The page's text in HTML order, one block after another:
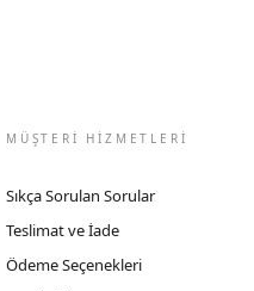
MÜŞTERİ HİZMETLERİ
Sıkça Sorulan Sorular
Teslimat ve İade
Ödeme Seçenekleri